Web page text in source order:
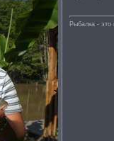
Рыбалка -